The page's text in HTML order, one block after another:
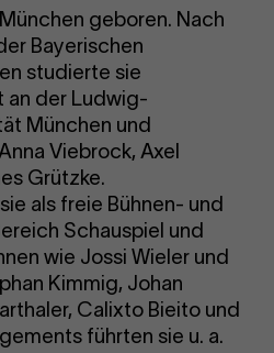
geboren. Nach
Bayerischen
studierte sie
an der Ludwig-
München und
Viebrock, Axel
Grützke.
als freie Bühnen- und
Schauspiel und
wie Jossi Wieler und
Kimmig, Johan
Calixto Bieito und
führten sie u. a.